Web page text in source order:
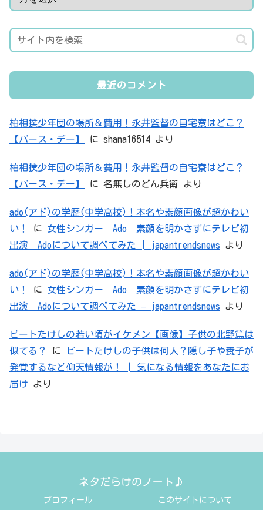
最近のコメント
柏相撲少年団の場所＆費用！永井監督の自宅寮はどこ？
【バース・デー】
に shana16514 より
柏相撲少年団の場所＆費用！永井監督の自宅寮はどこ？
【バース・デー】
に 名無しのどん兵衛 より
ado(アド)の学歴(中学高校)！本名や素顔画像が超かわい
い！
に 女性シンガー Ado 素顔を明かさずにテレビ初
出演 Adoについて調べてみた | japantrendsnews より
ado(アド)の学歴(中学高校)！本名や素顔画像が超かわい
い！
に 女性シンガー Ado 素顔を明かさずにテレビ初
出演 Adoについて調べてみた – japantrendsnews より
ビートたけしの若い頃がイケメン【画像】子供の北野篤は
似てる？
に
ビートたけしの子供は何人？隠し子や養子が
発覚するなど仰天情報が！ | 気になる情報をあなたにお
届け より
ネタだらけのノート♪
プロフィール このサイトについて